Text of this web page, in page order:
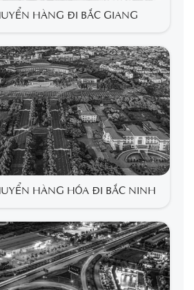
HÀNG ĐI BẮC GIANG
HÀNG HÓA ĐI BẮC NINH